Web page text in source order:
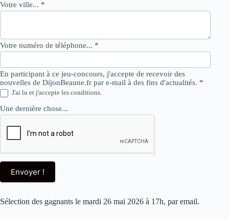
Votre ville... *
Votre numéro de téléphone... *
En participant à ce jeu-concours, j'accepte de recevoir des
nouvelles de DijonBeaune.fr par e-mail à des fins d'actualités. *
J'ai lu et j'accepte les conditions.
Une dernière chose...
Envoyer !
Sélection des gagnants le mardi 26 mai 2026 à 17h, par email.